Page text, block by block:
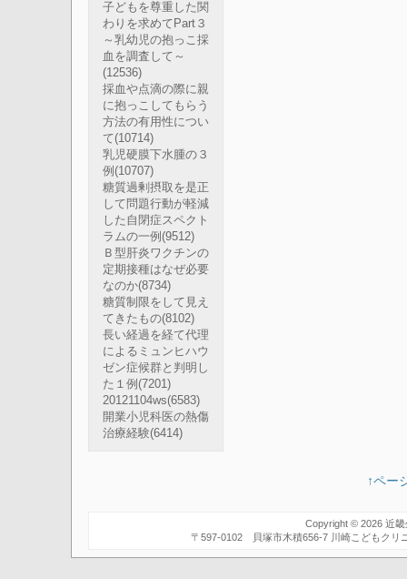
子どもを尊重した関
わりを求めてPart３
～乳幼児の抱っこ採
血を調査して～
(12536)
採血や点滴の際に親
に抱っこしてもらう
方法の有用性につい
て(10714)
乳児硬膜下水腫の３
例 (10707)
糖質過剰摂取を是正
して問題行動が軽減
した自閉症スペクト
ラムの一例 (9512)
Ｂ型肝炎ワクチンの
定期接種はなぜ必要
なのか(8734)
糖質制限をして見え
てきたもの(8102)
長い経過を経て代理
によるミュンヒハウ
ゼン症候群と判明し
た１例 (7201)
20121104ws(6583)
開業小児科医の熱傷
治療経験(6414)
↑ペー
Copyright © 2026 近畿
〒597-0102 貝塚市木積656-7 川崎こどもクリ